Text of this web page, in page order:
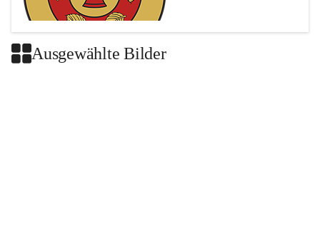
Ausgewählte Bilder